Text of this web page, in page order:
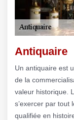
Antiquaire
Un antiquaire est
de la
valeur historique.
s’exercer par tout
qualifiée en